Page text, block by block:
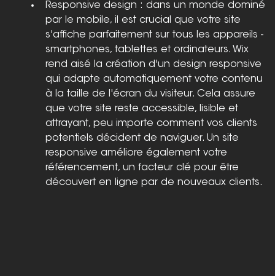
Responsive design : dans un monde dominé
par le mobile, il est crucial que votre site
s'affiche parfaitement sur tous les appareils -
smartphones, tablettes et ordinateurs. Wix
rend aisé la création d'un design responsive
qui adapte automatiquement votre contenu
à la taille de l'écran du visiteur. Cela assure
que votre site reste accessible, lisible et
attrayant, peu importe comment vos clients
potentiels décident de naviguer. Un site
responsive améliore également votre
référencement, un facteur clé pour être
découvert en ligne par de nouveaux clients.